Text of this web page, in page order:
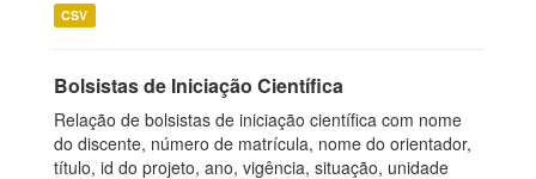
CSV
Bolsistas de Iniciação Científica
Relação de bolsistas de iniciação científica com nome
do discente, número de matrícula, nome do orientador,
título, id do projeto, ano, vigência, situação, unidade